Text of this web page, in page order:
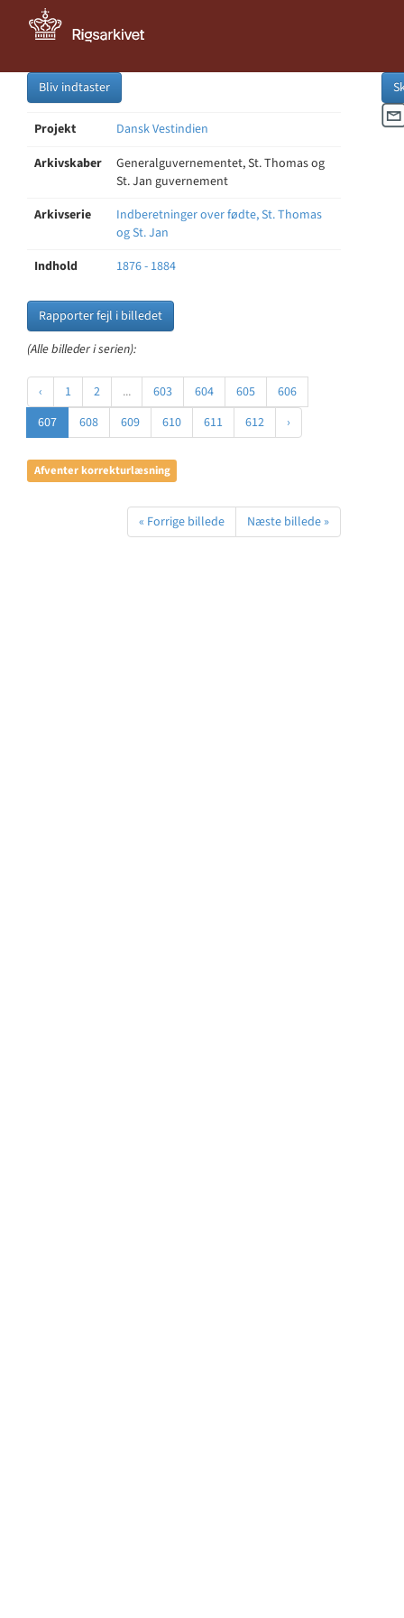
Bliv indtaster
Projekt
Dansk Vestindien
Arkivskaber
Generalguvernementet, St. Thomas og
St. Jan guvernement
Arkivserie
Indberetninger over fødte, St. Thomas
og St. Jan
Indhold
1876 - 1884
Rapporter fejl i billedet
(Alle billeder i serien):
‹ 1 2 ... 603 604 605
606
607
608 609 610 611 612 ›
Afventer korrekturlæsning
« Forrige billede Næste billede »